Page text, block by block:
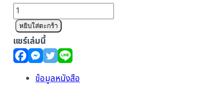
จำนวน
มาตรฐาน
ออกแบบ
และ
ติด
หยิบใส่ตะกร้า
แชร์เล่มนี้
ข้อมูลหนังสือ